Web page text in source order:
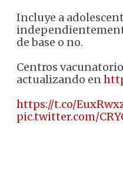
Incluye a
de base o no.
Centros
actualizando en
https://t.co/
pic.twitter.com/